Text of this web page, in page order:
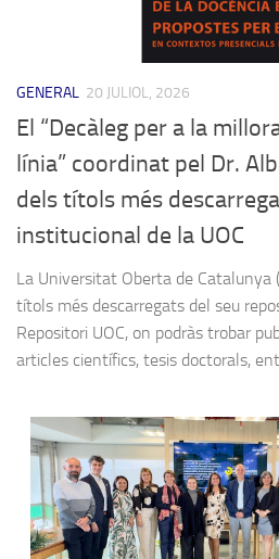
GENERAL 20 JULIOL, 2026
El “Decàleg per a la
línia” coordinat pel Dr.
dels títols més
institucional de la UOC
La Universitat Oberta de Catalunya
títols més descarregats del seu
Repositori UOC, on podràs trobar
articles científics, tesis doctorals,